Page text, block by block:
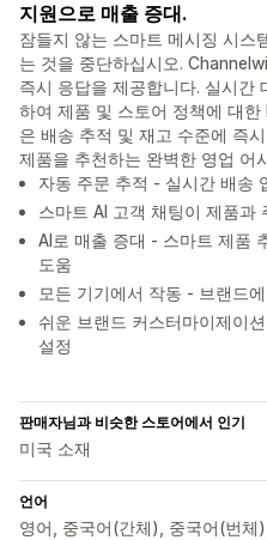
지원으로 매출 증대.
잠들지 않는 스마트 메시징 시스
는 것을 중단하십시오.
즉시 응답을 제공합니다. 실시간
하여 제품 및 스토어 정책에 대
은 배송 추적 및 재고 수준에 즉
제품을 추천하는 완벽한 영업 어
자동 주문 추적 - 실시간 배송
스마트 AI 고객 채팅이 제품과
AI로 매출 증대 - 스마트 제품
도움
모든 기기에서 작동 - 브랜드
쉬운 브랜드 커스터마이제이
설정
판매자님과 비슷한 스토어에서 인기
미국 소재
언어
영어, 중국어(간체), 중국어(번